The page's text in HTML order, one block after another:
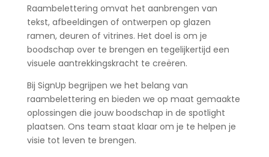
Raambelettering omvat het aanbrengen van
tekst, afbeeldingen of ontwerpen op glazen
ramen, deuren of vitrines. Het doel is om je
boodschap over te brengen en tegelijkertijd een
visuele aantrekkingskracht te creëren.
Bij SignUp begrijpen we het belang van
raambelettering en bieden we op maat gemaakte
oplossingen die jouw boodschap in de spotlight
plaatsen. Ons team staat klaar om je te helpen je
visie tot leven te brengen.